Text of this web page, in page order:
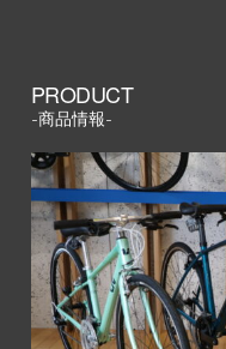
PRODUCT
-商品情報-